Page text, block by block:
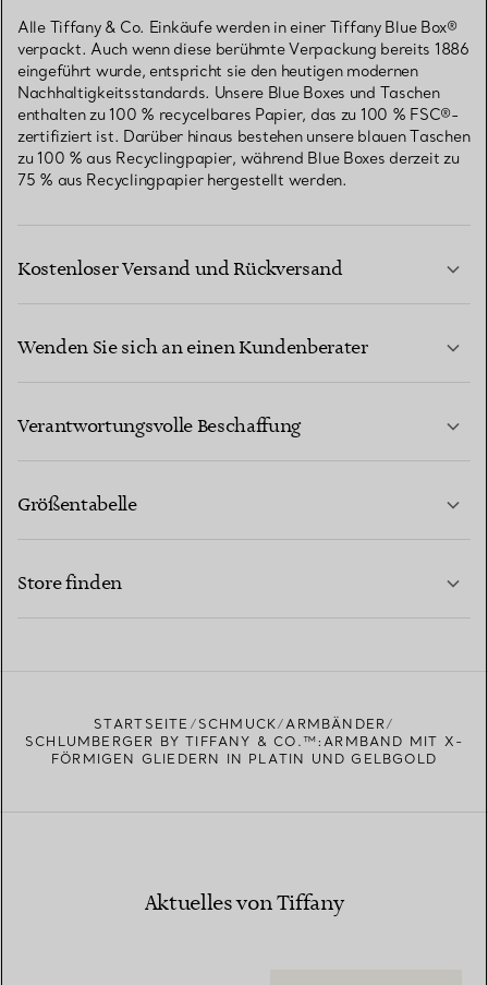
Alle Tiffany & Co. Einkäufe werden in einer Tiffany Blue Box®
verpackt. Auch wenn diese berühmte Verpackung bereits 1886
eingeführt wurde, entspricht sie den heutigen modernen
Nachhaltigkeitsstandards. Unsere Blue Boxes und Taschen
enthalten zu 100 % recycelbares Papier, das zu 100 % FSC®-
zertifiziert ist. Darüber hinaus bestehen unsere blauen Taschen
zu 100 % aus Recyclingpapier, während Blue Boxes derzeit zu
75 % aus Recyclingpapier hergestellt werden.
Kostenloser Versand und Rückversand
Wenden Sie sich an einen Kundenberater
Verantwortungsvolle Beschaffung
Größentabelle
Store finden
STARTSEITE SCHMUCK
ARMBÄNDER
SCHLUMBERGER BY TIFFANY & CO.™:ARMBAND MIT X-
FÖRMIGEN GLIEDERN IN PLATIN UND GELBGOLD
Aktuelles von Tiffany